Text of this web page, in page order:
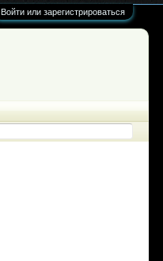
Войти или зарегистрироваться